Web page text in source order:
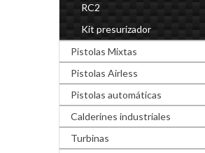
RC2
Kit presurizador
Pistolas Mixtas
Pistolas Airless
Pistolas automáticas
Calderines industriales
Turbinas